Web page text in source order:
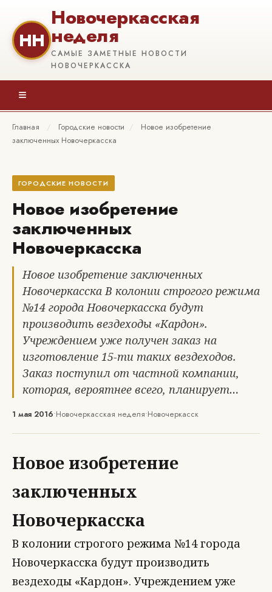
НН
Новочеркасская
неделя
САМЫЕ ЗАМЕТНЫЕ НОВОСТИ
НОВОЧЕРКАССКА
≡
Главная / Городские новости /
Новое изобретение
заключенных Новочеркасска
ГОРОДСКИЕ НОВОСТИ
Новое изобретение
заключенных
Новочеркасска
Новое изобретение заключенных
Новочеркасска В колонии строгого режима
№14 города Новочеркасска будут
производить вездеходы «Кардон».
Учреждением уже получен заказ на
изготовление 15-ти таких вездеходов.
Заказ поступил от частной компании,
которая, вероятнее всего, планирует…
1 мая 2016•Новочеркасская неделя•Новочеркасск
Новое изобретение
заключенных
Новочеркасска
В колонии строгого режима №14 города
Новочеркасска будут производить
вездеходы «Кардон». Учреждением уже